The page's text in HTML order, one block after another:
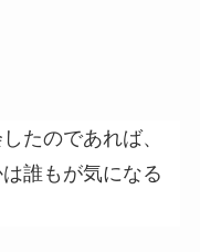
たのであれば、
誰もが気になる